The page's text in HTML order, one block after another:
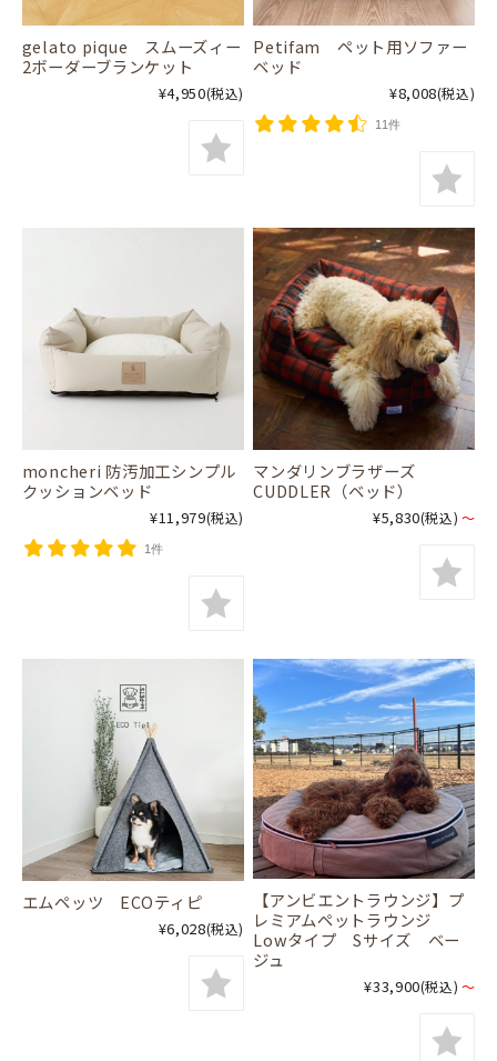
gelato pique スムーズィー
2ボーダーブランケット
¥4,950(税込)
Petifam ペット用ソファー
ベッド
¥8,008(税込)
11件
moncheri 防汚加工シンプル
クッションベッド
¥11,979(税込)
1件
マンダリンブラザーズ
CUDDLER（ベッド）
¥5,830(税込) ～
エムペッツ ECOティピ
¥6,028(税込)
【アンビエントラウンジ】プ
レミアムペットラウンジ
Lowタイプ Sサイズ ベー
ジュ
¥33,900(税込) ～